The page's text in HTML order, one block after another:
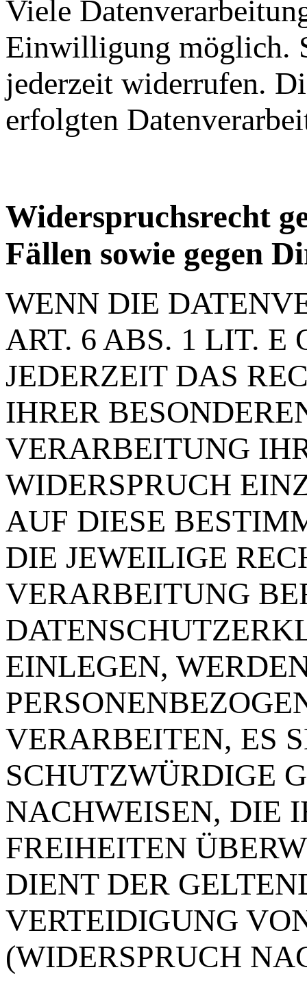
Viele
Einwilligung möglich.
jederzeit widerrufen.
erfolgten
Widerspruchsrecht
Fällen sowie gegen
WENN DIE
ART. 6 ABS. 1 LIT. E
JEDERZEIT DAS
IHRER
VERARBEITUNG
WIDERSPRUCH
AUF DIESE
DIE JEWEILIGE
VERARBEITUNG
EINLEGEN,
VERARBEITEN, ES
SCHUTZWÜRDIGE
NACHWEISEN, DIE
FREIHEITEN
DIENT DER
VERTEIDIGUNG
(WIDERSPRUCH